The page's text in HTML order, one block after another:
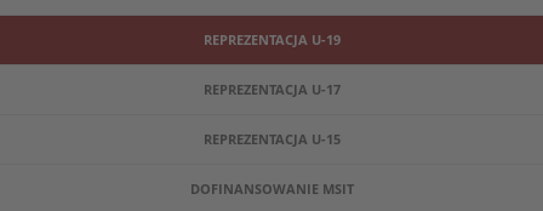
REPREZENTACJA U-19
REPREZENTACJA U-17
REPREZENTACJA U-15
DOFINANSOWANIE MSIT